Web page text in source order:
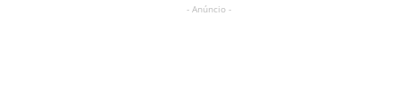
- Anúncio -